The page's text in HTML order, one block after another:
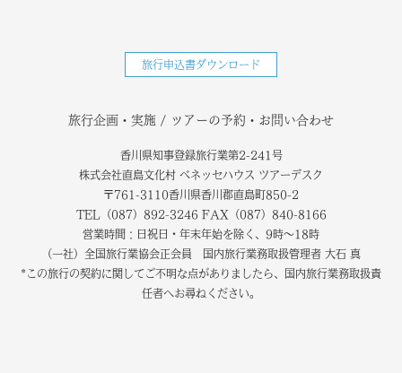
旅行申込書ダウンロード
旅行企画・実施 / ツアーの予約・お問い合わせ
香川県知事登録旅行業第2-241号
株式会社直島文化村 ベネッセハウス ツアーデスク
〒761-3110香川県香川郡直島町850-2
TEL（087）892-3246 FAX（087）840-8166
営業時間：日祝日・年末年始を除く、9時～18時
（一社）全国旅行業協会正会員 国内旅行業務取扱管理者 大石 真
*この旅行の契約に関してご不明な点がありましたら、国内旅行業務取扱責
任者へお尋ねください。